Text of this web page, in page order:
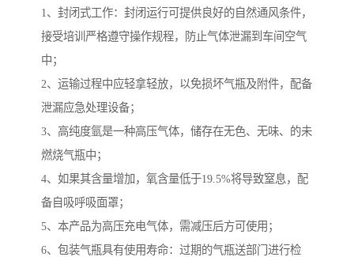
1、封闭式工作：封闭运行可提供良好的自然通风条件，
接受培训严格遵守操作规程，防止气体泄漏到车间空气
中；
2、运输过程中应轻拿轻放，以免损坏气瓶及附件，配备
泄漏应急处理设备；
3、高纯度氩是一种高压气体，储存在无色、无味、的未
燃烧气瓶中；
4、如果其含量增加，氧含量低于19.5%将导致窒息，配
备自吸呼吸面罩；
5、本产品为高压充电气体，需减压后方可使用；
6、包装气瓶具有使用寿命：过期的气瓶送部门进行检